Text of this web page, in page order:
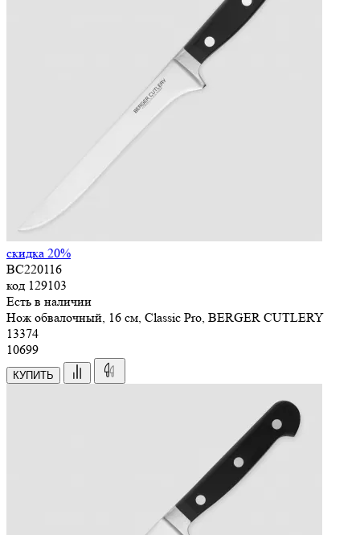
скидка 20%
BC220116
код 129103
Есть в наличии
Нож обвалочный, 16 см, Classic Pro, BERGER CUTLERY
13374
10699
КУПИТЬ